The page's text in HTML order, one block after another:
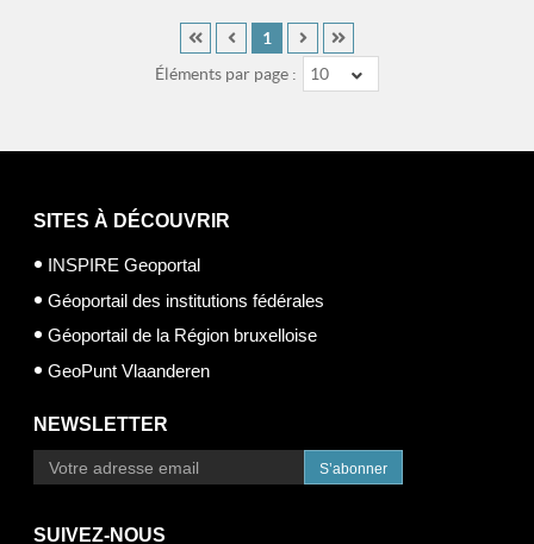
Éléments par page : 10
1
SITES À DÉCOUVRIR
INSPIRE Geoportal
Géoportail des institutions fédérales
Géoportail de la Région bruxelloise
GeoPunt Vlaanderen
NEWSLETTER
S’abonner
SUIVEZ-NOUS